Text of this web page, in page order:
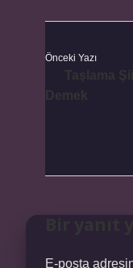
Önceki Yazı
E-posta